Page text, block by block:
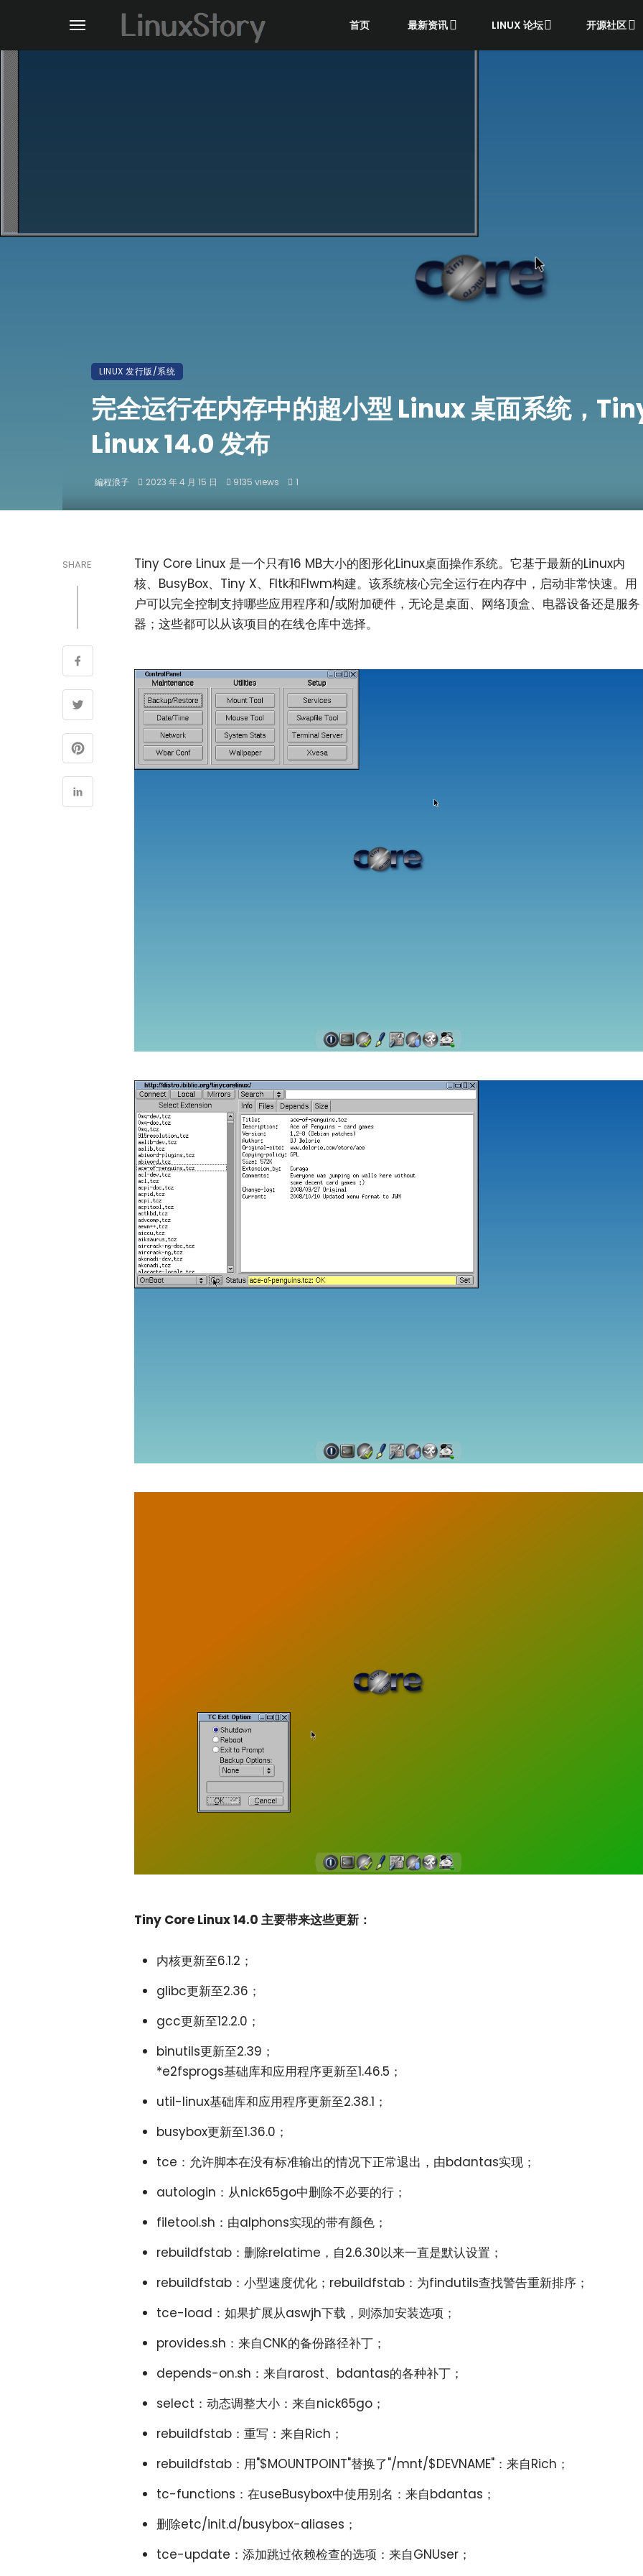
首页 最新资讯 LINUX 论坛 开源社区
LINUX 发行版/系统
完全运行在内存中的超小型 Linux 桌面系统，
Linux 14.0 发布
編程浪子 2023 年 4 月 15 日 9135 views 1
SHARE
Tiny Core Linux 是一个只有16 MB大小的图形化Linux桌面操作系统。它基于最新的Linux内
核、BusyBox、Tiny X、Fltk和Flwm构建。该系统核心完全运行在内存中，启动非常快速。用
户可以完全控制支持哪些应用程序和/或附加硬件，无论是桌面、网络顶盒、电器设备还是服务
器；这些都可以从该项目的在线仓库中选择。
Tiny Core Linux 14.0 主要带来这些更新：
内核更新至6.1.2；
glibc更新至2.36；
gcc更新至12.2.0；
binutils更新至2.39；
*e2fsprogs基础库和应用程序更新至1.46.5；
util-linux基础库和应用程序更新至2.38.1；
busybox更新至1.36.0；
tce：允许脚本在没有标准输出的情况下正常退出，由bdantas实现；
autologin：从nick65go中删除不必要的行；
filetool.sh：由alphons实现的带有颜色；
rebuildfstab：删除relatime，自2.6.30以来一直是默认设置；
rebuildfstab：小型速度优化；rebuildfstab：为findutils查找警告重新排序；
tce-load：如果扩展从aswjh下载，则添加安装选项；
provides.sh：来自CNK的备份路径补丁；
depends-on.sh：来自rarost、bdantas的各种补丁；
select：动态调整大小：来自nick65go；
rebuildfstab：重写：来自Rich；
rebuildfstab：用"$MOUNTPOINT"替换了"/mnt/$DEVNAME"：来自Rich；
tc-functions：在useBusybox中使用别名：来自bdantas；
删除etc/init.d/busybox-aliases；
tce-update：添加跳过依赖检查的选项：来自GNUser；